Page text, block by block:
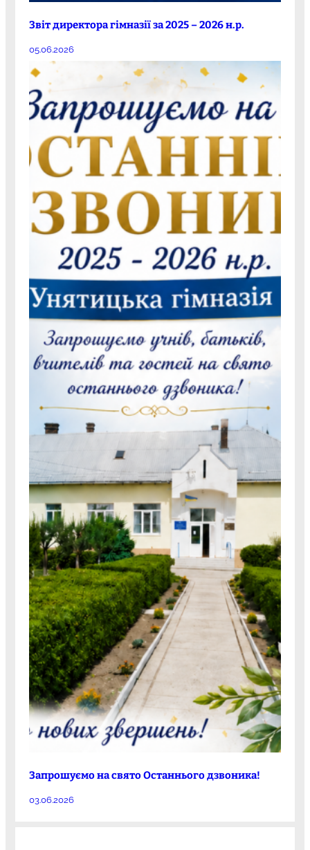
Звіт директора гімназії за 2025 – 2026 н.р.
05.06.2026
Запрошуємо на свято Останнього дзвоника!
03.06.2026